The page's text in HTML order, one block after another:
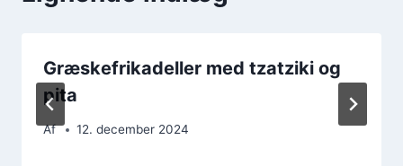
Græskefrikadeller med tzatziki og
pita
Af 12. december 2024